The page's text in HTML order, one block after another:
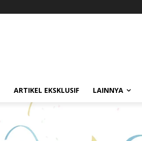
ARTIKEL EKSKLUSIF LAINNYA